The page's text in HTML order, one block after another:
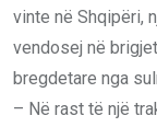
vinte në Shqipëri,
vendosej në
bregdetare nga
– Në rast të një